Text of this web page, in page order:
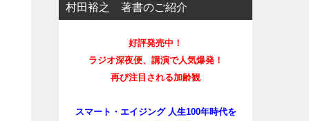
村田裕之 著書のご紹介
好評発売中！
ラジオ深夜便、講演で人気爆発！
再び注目される加齢観
スマート・エイジング 人生100年時代を